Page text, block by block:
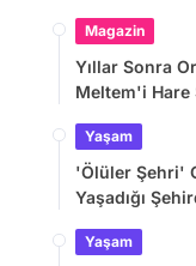
Magazin
Yıllar Sonra
Meltem'i Hare
Yaşam
'Ölüler Şehri'
Yaşadığı
Yaşam